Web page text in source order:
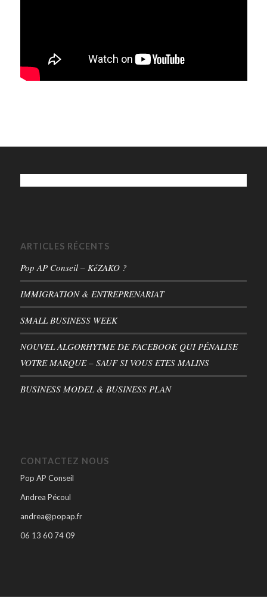
ARTICLES RÉCENTS
Pop AP Conseil – KéZAKO ?
IMMIGRATION & ENTREPRENARIAT
SMALL BUSINESS WEEK
NOUVEL ALGORHYTME DE FACEBOOK QUI PÉNALISE
VOTRE MARQUE – SAUF SI VOUS ETES MALINS
BUSINESS MODEL & BUSINESS PLAN
CONTACTEZ NOUS
Pop AP Conseil
Andrea Pécoul
andrea@popap.fr
06 13 60 74 09